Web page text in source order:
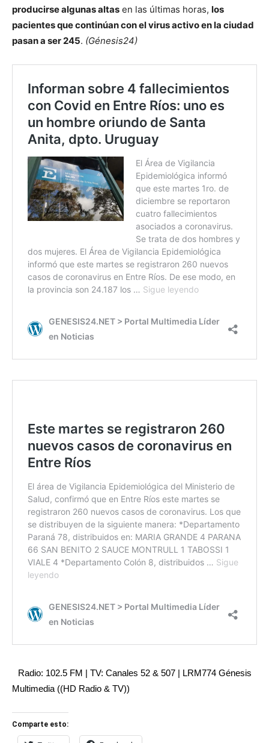
producirse algunas altas en las últimas horas, los
pacientes que continúan con el virus activo en la ciudad
pasan a ser 245. (Génesis24)
Radio: 102.5 FM | TV: Canales 52 & 507 | LRM774 Génesis
Multimedia ((HD Radio & TV))
Comparte esto: